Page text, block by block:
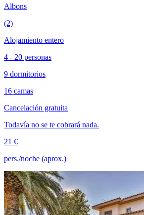
Albons
(2)
Alojamiento entero
4 - 20 personas
9 dormitorios
16 camas
Cancelación gratuita
Todavía no se te cobrará nada.
21 €
pers./noche (aprox.)